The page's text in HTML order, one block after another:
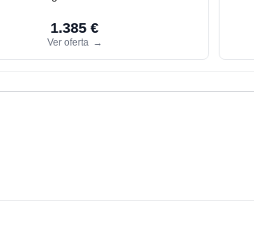
1.385 €
Ver oferta →